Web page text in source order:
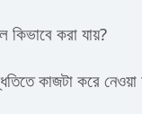
কিভাবে করা যায়?
কাজটা করে নেওয়া